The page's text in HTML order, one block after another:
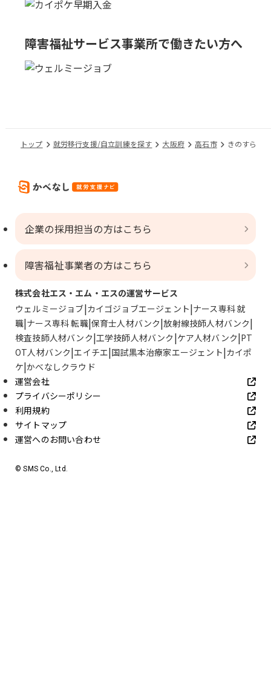
障害福祉サービス事業所で働きたい方へ
トップ 就労移行支援/自立訓練を探す 大阪府 高石市 きのすら
企業の採用担当の方はこちら
障害福祉事業者の方はこちら
株式会社エス・エム・エスの運営サービス
ウェルミージョブ カイゴジョブエージェント ナース専科 就
職 ナース専科 転職 保育士人材バンク 放射線技師人材バンク
検査技師人材バンク 工学技師人材バンク ケア人材バンク PT
OT人材バンク エイチエ 国試黒本治療家エージェント カイポ
ケ かべなしクラウド
運営会社
プライバシーポリシー
利用規約
サイトマップ
運営へのお問い合わせ
© SMS Co., Ltd.